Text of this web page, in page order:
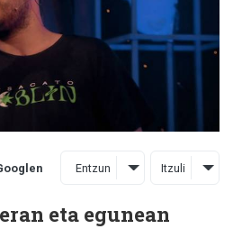
Entzun Itzuli
eta egunean